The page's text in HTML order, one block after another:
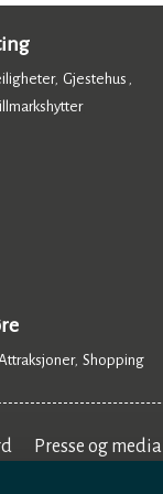
, Gjestehus ,
,
, Shopping
Presse og media